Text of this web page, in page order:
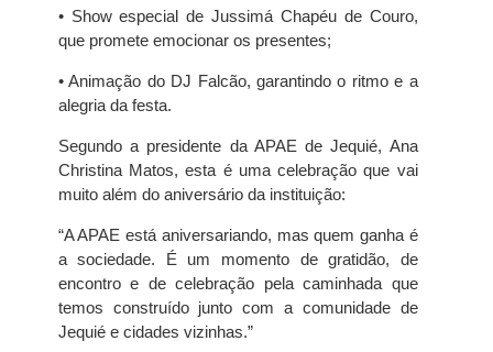
• Show especial de Jussimá Chapéu de Couro,
que promete emocionar os presentes;
• Animação do DJ Falcão, garantindo o ritmo e a
alegria da festa.
Segundo a presidente da APAE de Jequié, Ana
Christina Matos, esta é uma celebração que vai
muito além do aniversário da instituição:
“A APAE está aniversariando, mas quem ganha é
a sociedade. É um momento de gratidão, de
encontro e de celebração pela caminhada que
temos construído junto com a comunidade de
Jequié e cidades vizinhas.”